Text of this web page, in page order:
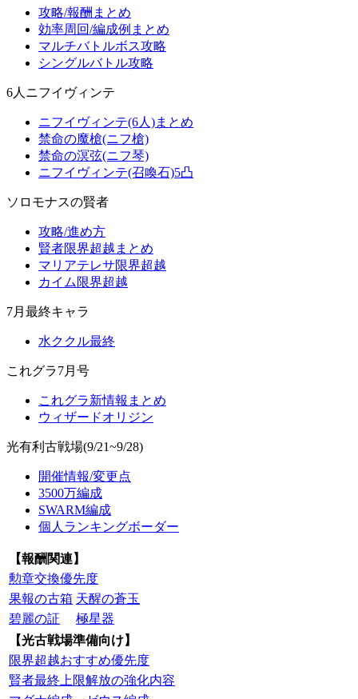
攻略/報酬まとめ
効率周回/編成例まとめ
マルチバトルボス攻略
シングルバトル攻略
6人ニフイヴィンテ
ニフイヴィンテ(6人)まとめ
禁命の魔槍(ニフ槍)
禁命の溟弦(ニフ琴)
ニフイヴィンテ(召喚石)5凸
ソロモナスの賢者
攻略/進め方
賢者限界超越まとめ
マリアテレサ限界超越
カイム限界超越
7月最終キャラ
水ククル最終
これグラ7月号
これグラ新情報まとめ
ウィザードオリジン
光有利古戦場(9/21~9/28)
開催情報/変更点
3500万編成
SWARM編成
個人ランキングボーダー
【報酬関連】
勲章交換優先度
果報の古箱 天醒の蒼玉
碧麗の証
極星器
【光古戦場準備向け】
限界超越おすすめ優先度
賢者最終上限解放の強化内容